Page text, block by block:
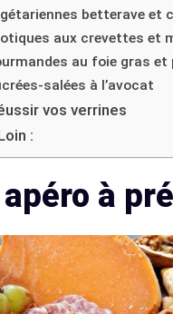
betterave et
aux crevettes et
au foie gras et
salées à l’avocat
vos verrines
:
à